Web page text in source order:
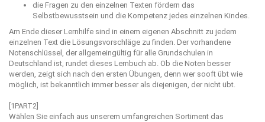
die Fragen zu den einzelnen Texten fördern das
Selbstbewusstsein und die Kompetenz jedes einzelnen Kindes.
Am Ende dieser Lernhilfe sind in einem eigenen Abschnitt zu jedem
einzelnen Text die Lösungsvorschläge zu finden. Der vorhandene
Notenschlüssel, der allgemeingültig für alle Grundschulen in
Deutschland ist, rundet dieses Lernbuch ab. Ob die Noten besser
werden, zeigt sich nach den ersten Übungen, denn wer sooft übt wie
möglich, ist bekanntlich immer besser als diejenigen, der nicht übt.
[1PART2]
Wählen Sie einfach aus unserem umfangreichen Sortiment das